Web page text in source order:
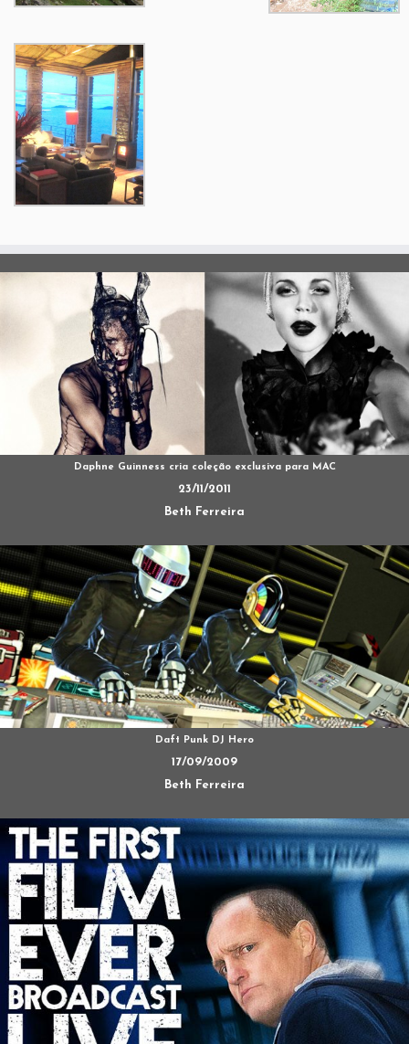
Daphne Guinness cria coleção exclusiva para MAC
23/11/2011
Beth Ferreira
Daft Punk DJ Hero
17/09/2009
Beth Ferreira